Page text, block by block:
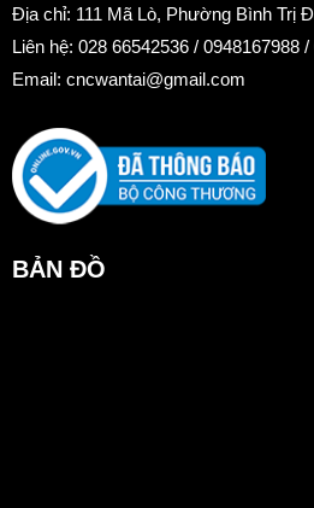
Địa chỉ: 111 Mã Lò, Phường Bình Trị
Liên hệ: 028 66542536 / 0948167988
Email: cncwantai@gmail.com
BẢN ĐỒ